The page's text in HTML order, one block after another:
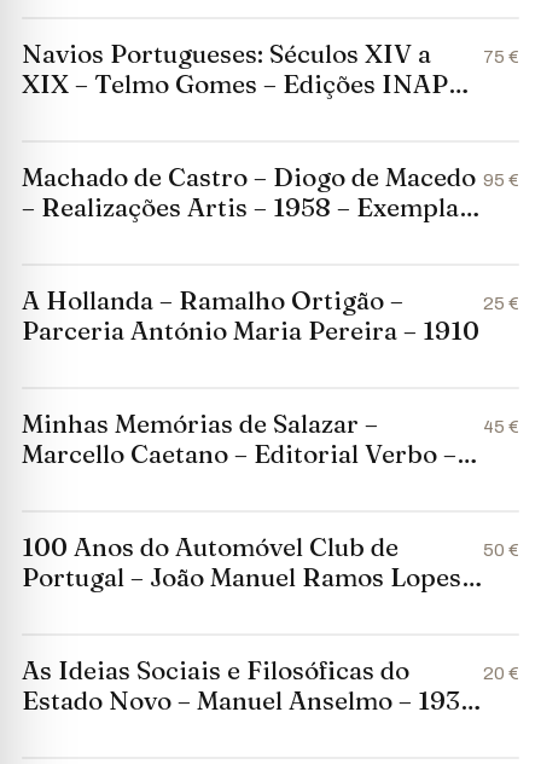
Navios Portugueses: Séculos XIV a
XIX – Telmo Gomes – Edições INAPA
75 €
Machado de Castro – Diogo de Macedo
– Realizações Artis – 1958 – Exemplar
95 €
A Hollanda – Ramalho Ortigão –
Parceria António Maria Pereira – 1910
25 €
Minhas Memórias de Salazar –
Marcello Caetano – Editorial Verbo –
45 €
100 Anos do Automóvel Club de
Portugal – João Manuel Ramos Lopes
50 €
As Ideias Sociais e Filosóficas do
Estado Novo – Manuel Anselmo – 1934
20 €